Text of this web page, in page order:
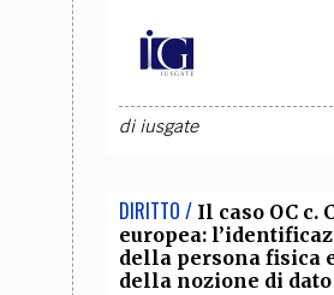
diiusgate
DIRITTO / Il caso OC c.
europea:
della persona fisica
della nozione di